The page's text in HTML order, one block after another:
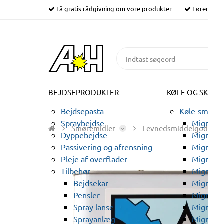
Få gratis rådgivning om vore produkter
BEJDSEPRODUKTER
Bejdsepasta
Spraybejdse
Dyppebejdse
Passivering og afrensning
Pleje af overflader
Tilbehør
Bejdsekar
Pensler
Spray lanse
Sprayanlæg
KØLE OG
Køle-
Smøremidler